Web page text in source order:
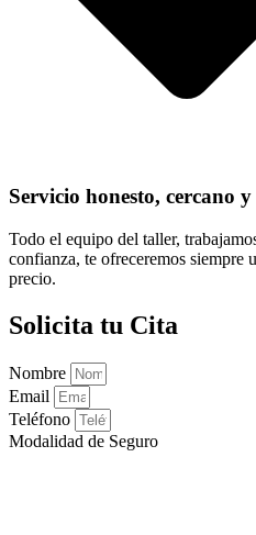
Servicio honesto, cercano
Todo el equipo del taller,
confianza, te ofreceremos siempre
precio.
Solicita tu Cita
Nombre
Email
Teléfono
Modalidad de Seguro